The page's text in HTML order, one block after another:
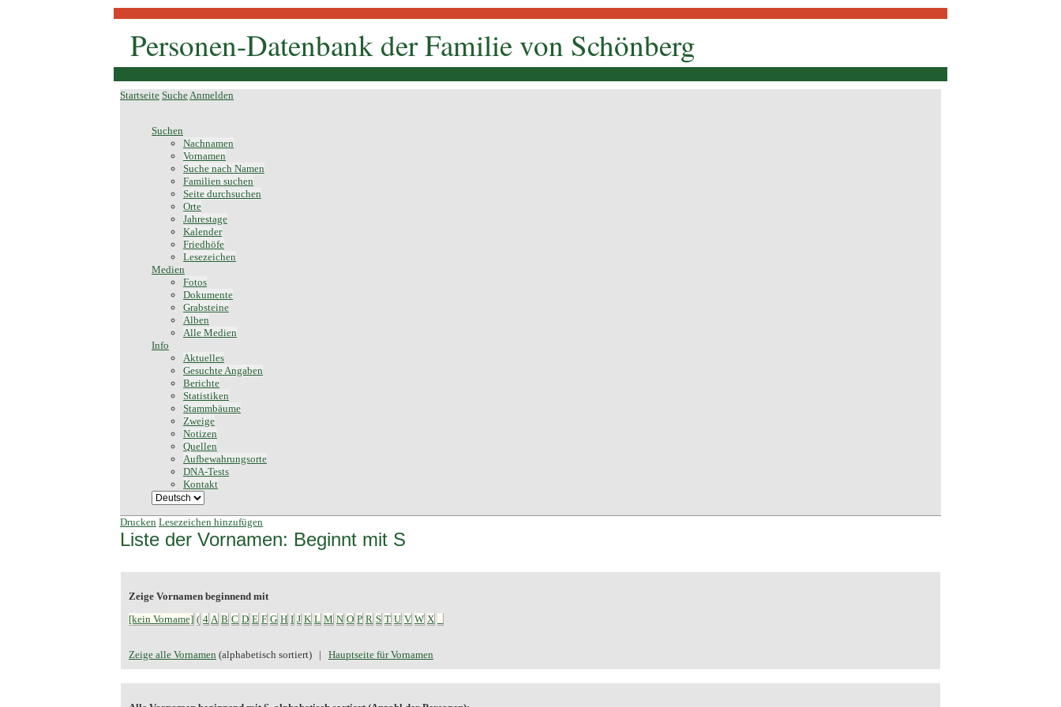
Personen-Datenbank der Familie von Schönberg
Startseite SucheAnmelden
Suchen
Nachnamen
Vornamen
Suche nach Namen
Familien suchen
Seite durchsuchen
Orte
Jahrestage
Kalender
Friedhöfe
Lesezeichen
Medien
Fotos
Dokumente
Grabsteine
Alben
Alle Medien
Info
Aktuelles
Gesuchte Angaben
Berichte
Statistiken
Stammbäume
Zweige
Notizen
Quellen
Aufbewahrungsorte
DNA-Tests
Kontakt
Drucken Lesezeichen hinzufügen
Liste der Vornamen: Beginnt mit S
Zeige Vornamen beginnend mit
[kein Vorname] ( 4 A B C D E F G H I J K L M N O P R S T U V W X
Zeige alle Vornamen (alphabetisch sortiert) | Hauptseite für Vornamen